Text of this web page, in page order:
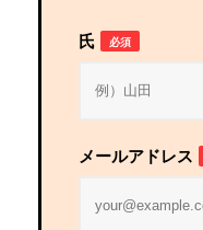
氏 必須
メールアドレス